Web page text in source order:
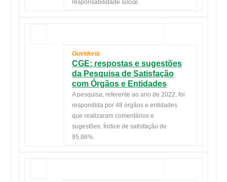
responsabilidade social.
Ouvidoria
CGE: respostas e sugestões
da Pesquisa de Satisfação
com Órgãos e Entidades
A pesquisa, referente ao ano de 2022, foi
respondida por 48 órgãos e entidades
que realizaram comentários e
sugestões. Índice de satisfação de
95,86%.